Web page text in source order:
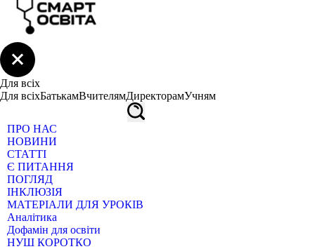
Для всіх
Для всіхБатькамВчителямДиректорамУчням
ПРО НАС
НОВИНИ
СТАТТІ
Є ПИТАННЯ
ПОГЛЯД
ІНКЛЮЗІЯ
МАТЕРІАЛИ ДЛЯ УРОКІВ
Аналітика
Дофамін для освіти
НУШ КОРОТКО